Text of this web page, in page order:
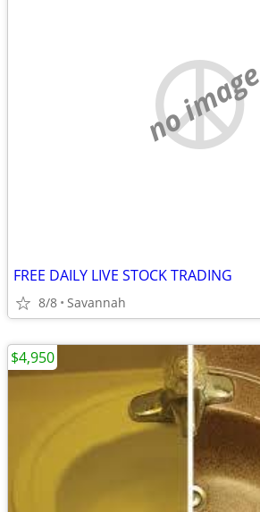
no image
FREE DAILY LIVE STOCK TRADING
8/8 Savannah
$4,950